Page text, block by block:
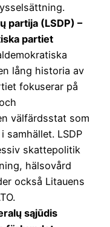
partija (LSDP) –
partiet
lång historia av
fokuserar på
välfärdsstat som
samhället. LSDP
skattepolitik
hälsovård
också Litauens
sąjūdis